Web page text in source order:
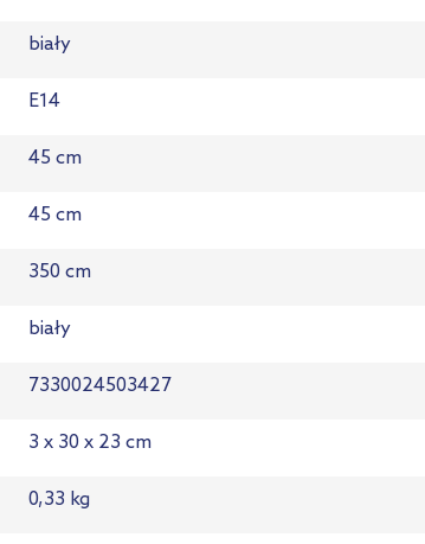
biały
E14
45 cm
45 cm
350 cm
biały
7330024503427
3 x 30 x 23 cm
0,33 kg